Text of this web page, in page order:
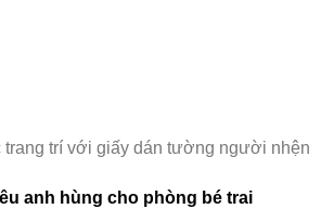
trang trí với giấy dán tường người nhện
anh hùng cho phòng bé trai